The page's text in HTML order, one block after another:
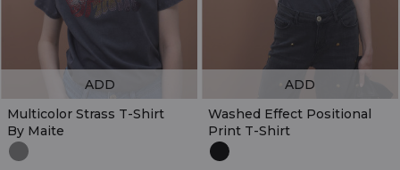
Multicolor Strass T-Shirt
By Maite
ADD
Washed Effect Positional
Print T-Shirt
ADD